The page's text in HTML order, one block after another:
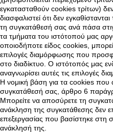
εγκατασταθούν cookies τρίτων) δεν
διασφαλιστεί ότι δεν
τη συγκατάθεσή σας ανά πάσα
τα τμήματα του ιστότοπού μας
οποιοδήποτε είδος cookies,
επιλογές διαμόρφωσης που
στο διαδίκτυο. Ο ιστότοπός μας
αναγνωρίσει αυτές τις επιλογές
Η νομική βάση για τα cookies που
συγκατάθεσή σας, άρθρο 6
Μπορείτε να αποσύρετε τη
ανάκληση της συγκατάθεσης δεν
επεξεργασίας που βασίστηκε στη
ανάκλησή της.